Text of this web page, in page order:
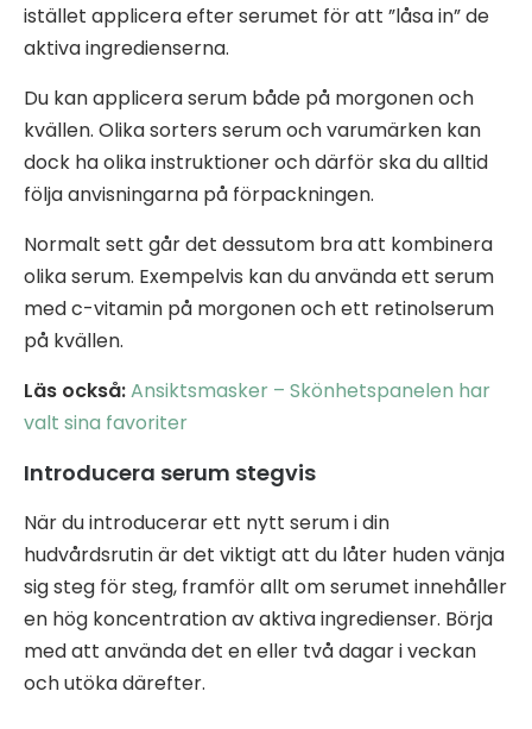
istället applicera efter serumet för att ”låsa in” de
aktiva ingredienserna.
Du kan applicera serum både på morgonen och
kvällen. Olika sorters serum och varumärken kan
dock ha olika instruktioner och därför ska du alltid
följa anvisningarna på förpackningen.
Normalt sett går det dessutom bra att kombinera
olika serum. Exempelvis kan du använda ett serum
med c-vitamin på morgonen och ett retinolserum
på kvällen.
Läs också:Ansiktsmasker – Skönhetspanelen har
valt sina favoriter
Introducera serum stegvis
När du introducerar ett nytt serum i din
hudvårdsrutin är det viktigt att du låter huden vänja
sig steg för steg, framför allt om serumet innehåller
en hög koncentration av aktiva ingredienser. Börja
med att använda det en eller två dagar i veckan
och utöka därefter.